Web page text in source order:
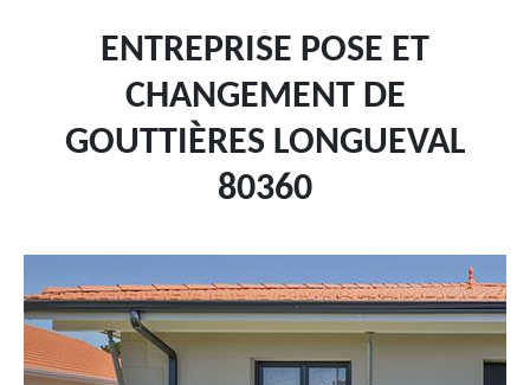
ENTREPRISE POSE ET
CHANGEMENT DE
GOUTTIÈRES LONGUEVAL
80360